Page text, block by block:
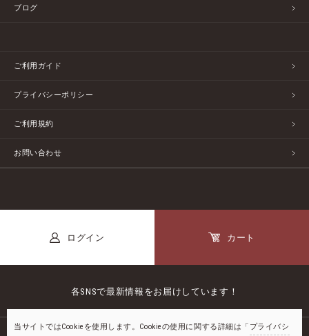
ブログ
ご利用ガイド
プライバシーポリシー
ご利用規約
お問い合わせ
ログイン カート
各SNSで最新情報をお届けしています！
当サイトではCookieを使用します。Cookieの使用に関する詳細は「 プライバシ